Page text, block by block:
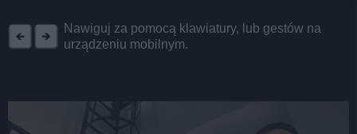
Nawiguj za pomocą klawiatury, lub gestów na
urządzeniu mobilnym.